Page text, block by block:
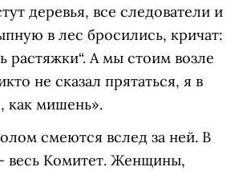
деревья, все следователи и
в лес бросились, кричат:
растяжки“. А мы стоим возле
не сказал прятаться, я в
как мишень».
смеются вслед за ней. В
весь Комитет. Женщины,